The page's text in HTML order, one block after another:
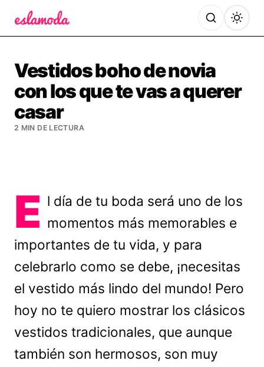
Vestidos boho de novia
con los que te vas a querer
casar
2 MIN DE LECTURA
E l día de tu boda será uno de los
momentos más memorables e
importantes de tu vida, y para
celebrarlo como se debe, ¡necesitas
el vestido más lindo del mundo! Pero
hoy no te quiero mostrar los clásicos
vestidos tradicionales, que aunque
también son hermosos, son muy